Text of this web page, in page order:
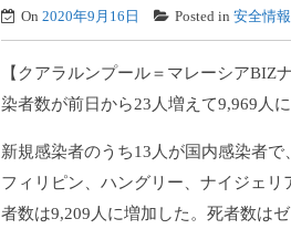
On 2020年9月16日 Posted in 安全情報
【クアラルンプール＝マレーシア
染者数が前日から23人増えて9,969人
新規感染者のうち13人が国内感染者
フィリピン、ハングリー、ナイジェ
者数は9,209人に増加した。死者数は